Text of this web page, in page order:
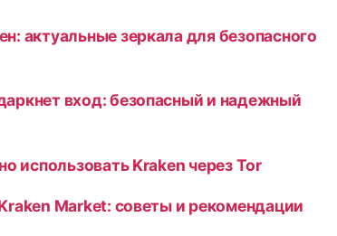
актуальные зеркала для безопасного
вход: безопасный и надежный
использовать Kraken через Tor
Market: советы и рекомендации